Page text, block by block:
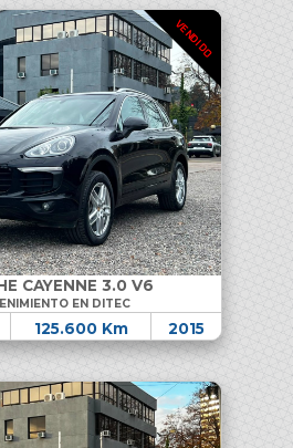
VENDIDO
CAYENNE 3.0 V6
EN DITEC
125.600 Km 2015